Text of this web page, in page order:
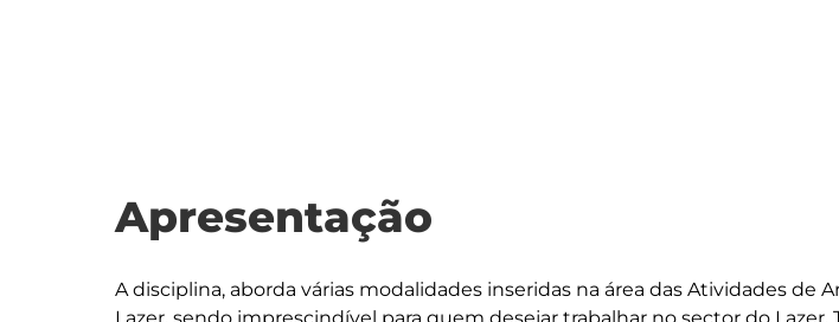
Apresentação
A disciplina, aborda várias modalidades inseridas na área das Atividades de